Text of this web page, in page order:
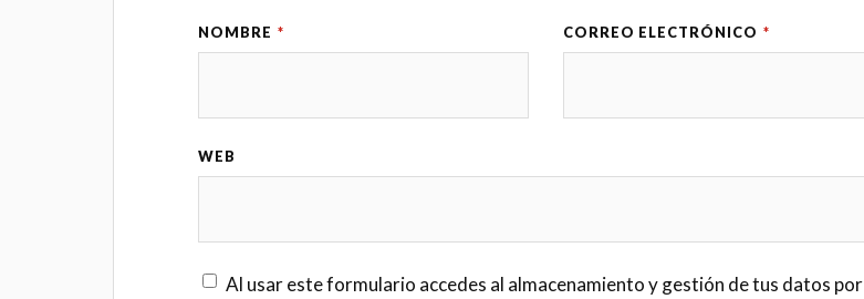
NOMBRE * CORREO ELECTRÓNICO *
WEB
Al usar este formulario accedes al almacenamiento y gestión de tus datos por